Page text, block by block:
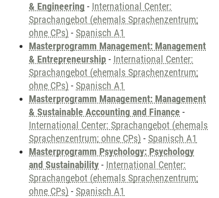
& Engineering - International Center:
Sprachangebot (ehemals Sprachenzentrum;
ohne CPs) - Spanisch A1
Masterprogramm Management: Management
& Entrepreneurship - International Center:
Sprachangebot (ehemals Sprachenzentrum;
ohne CPs) - Spanisch A1
Masterprogramm Management: Management
& Sustainable Accounting and Finance -
International Center: Sprachangebot (ehemals
Sprachenzentrum; ohne CPs) - Spanisch A1
Masterprogramm Psychology: Psychology
and Sustainability - International Center:
Sprachangebot (ehemals Sprachenzentrum;
ohne CPs) - Spanisch A1